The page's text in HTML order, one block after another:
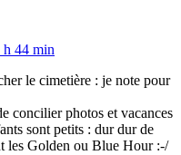
44 min
le cimetière : je note pour
concilier photos et vacances
sont petits : dur dur de
les Golden ou Blue Hour :-/